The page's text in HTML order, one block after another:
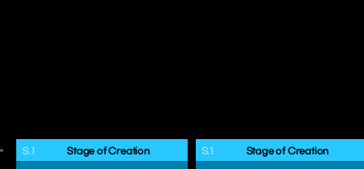
S.1 Stage of Creation S.1 Stage of Creation